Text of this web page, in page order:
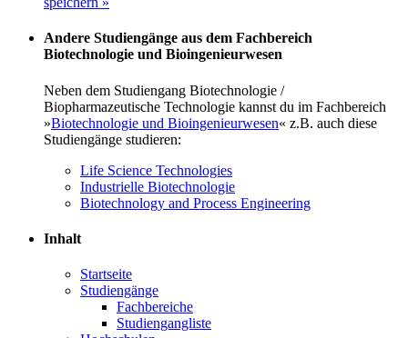
Andere Studiengänge aus dem Fachbereich
Biotechnologie und Bioingenieurwesen
Neben dem Studiengang Biotechnologie /
Biopharmazeutische Technologie kannst du im Fachbereich
»Biotechnologie und Bioingenieurwesen« z.B. auch diese
Studiengänge studieren:
Life Science Technologies
Industrielle Biotechnologie
Biotechnology and Process Engineering
Inhalt
Startseite
Studiengänge
Fachbereiche
Studiengangliste